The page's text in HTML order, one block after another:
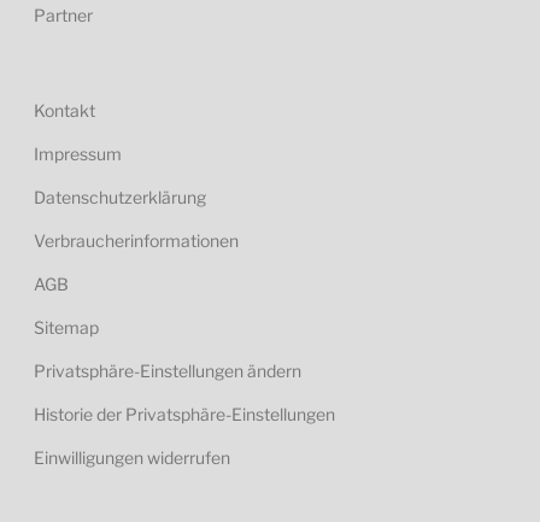
Partner
Kontakt
Impressum
Datenschutzerklärung
Verbraucherinformationen
AGB
Sitemap
Privatsphäre-Einstellungen ändern
Historie der Privatsphäre-Einstellungen
Einwilligungen widerrufen